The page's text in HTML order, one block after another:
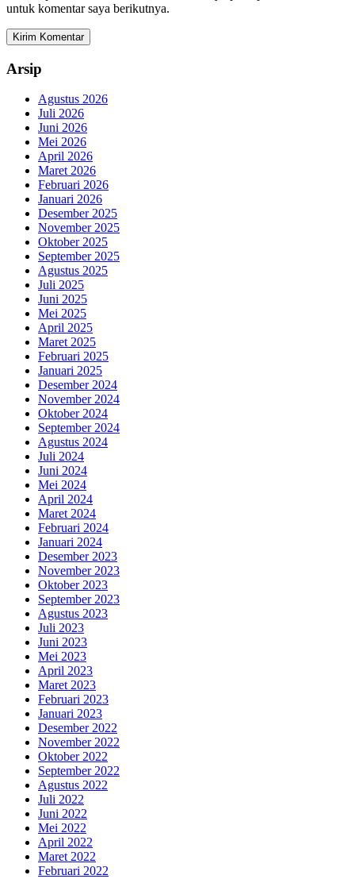
untuk komentar saya berikutnya.
Arsip
Agustus 2026
Juli 2026
Juni 2026
Mei 2026
April 2026
Maret 2026
Februari 2026
Januari 2026
Desember 2025
November 2025
Oktober 2025
September 2025
Agustus 2025
Juli 2025
Juni 2025
Mei 2025
April 2025
Maret 2025
Februari 2025
Januari 2025
Desember 2024
November 2024
Oktober 2024
September 2024
Agustus 2024
Juli 2024
Juni 2024
Mei 2024
April 2024
Maret 2024
Februari 2024
Januari 2024
Desember 2023
November 2023
Oktober 2023
September 2023
Agustus 2023
Juli 2023
Juni 2023
Mei 2023
April 2023
Maret 2023
Februari 2023
Januari 2023
Desember 2022
November 2022
Oktober 2022
September 2022
Agustus 2022
Juli 2022
Juni 2022
Mei 2022
April 2022
Maret 2022
Februari 2022